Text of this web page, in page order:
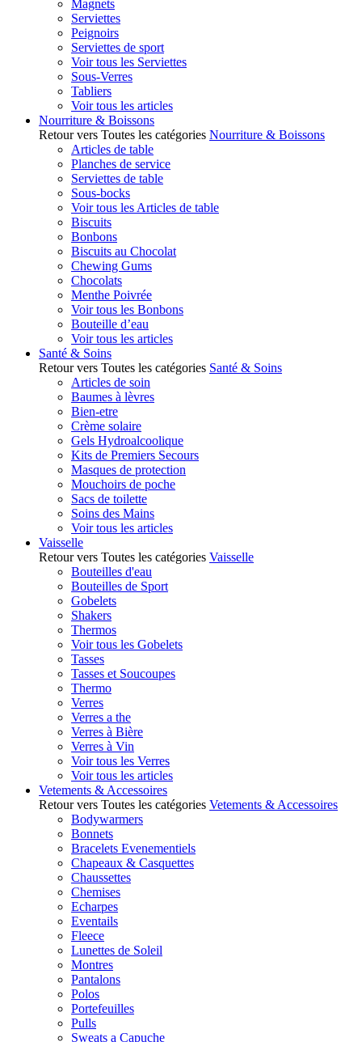
Magnets
Serviettes
Peignoirs
Serviettes de sport
Voir tous les Serviettes
Sous-Verres
Tabliers
Voir tous les articles
Nourriture & Boissons
Retour vers Toutes les catégories Nourriture & Boissons
Articles de table
Planches de service
Serviettes de table
Sous-bocks
Voir tous les Articles de table
Biscuits
Bonbons
Biscuits au Chocolat
Chewing Gums
Chocolats
Menthe Poivrée
Voir tous les Bonbons
Bouteille d’eau
Voir tous les articles
Santé & Soins
Retour vers Toutes les catégories Santé & Soins
Articles de soin
Baumes à lèvres
Bien-etre
Crème solaire
Gels Hydroalcoolique
Kits de Premiers Secours
Masques de protection
Mouchoirs de poche
Sacs de toilette
Soins des Mains
Voir tous les articles
Vaisselle
Retour vers Toutes les catégories Vaisselle
Bouteilles d'eau
Bouteilles de Sport
Gobelets
Shakers
Thermos
Voir tous les Gobelets
Tasses
Tasses et Soucoupes
Thermo
Verres
Verres a the
Verres à Bière
Verres à Vin
Voir tous les Verres
Voir tous les articles
Vetements & Accessoires
Retour vers Toutes les catégories Vetements & Accessoires
Bodywarmers
Bonnets
Bracelets Evenementiels
Chapeaux & Casquettes
Chaussettes
Chemises
Echarpes
Eventails
Fleece
Lunettes de Soleil
Montres
Pantalons
Polos
Portefeuilles
Pulls
Sweats a Capuche